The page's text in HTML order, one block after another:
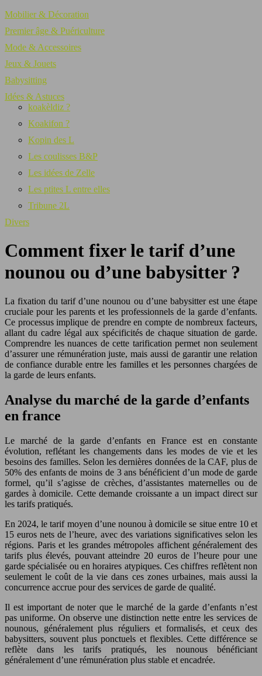
Mobilier & Décoration
Premier âge & Puériculture
Mode & Accessoires
Jeux & Jouets
Babysitting
Idées & Astuces
koakèldiz ?
Koakifon ?
Kopin des L
Les coulisses B&P
Les idées de Zelle
Les ptites L entre elles
Tribune 2L
Divers
Comment fixer le tarif d’une
nounou ou d’une babysitter ?
La fixation du tarif d’une nounou ou d’une babysitter est une étape
cruciale pour les parents et les professionnels de la garde d’enfants.
Ce processus implique de prendre en compte de nombreux facteurs,
allant du cadre légal aux spécificités de chaque situation de garde.
Comprendre les nuances de cette tarification permet non seulement
d’assurer une rémunération juste, mais aussi de garantir une relation
de confiance durable entre les familles et les personnes chargées de
la garde de leurs enfants.
Analyse du marché de la garde d’enfants
en france
Le marché de la garde d’enfants en France est en constante
évolution, reflétant les changements dans les modes de vie et les
besoins des familles. Selon les dernières données de la CAF, plus de
50% des enfants de moins de 3 ans bénéficient d’un mode de garde
formel, qu’il s’agisse de crèches, d’assistantes maternelles ou de
gardes à domicile. Cette demande croissante a un impact direct sur
les tarifs pratiqués.
En 2024, le tarif moyen d’une nounou à domicile se situe entre 10 et
15 euros nets de l’heure, avec des variations significatives selon les
régions. Paris et les grandes métropoles affichent généralement des
tarifs plus élevés, pouvant atteindre 20 euros de l’heure pour une
garde spécialisée ou en horaires atypiques. Ces chiffres reflètent non
seulement le coût de la vie dans ces zones urbaines, mais aussi la
concurrence accrue pour des services de garde de qualité.
Il est important de noter que le marché de la garde d’enfants n’est
pas uniforme. On observe une distinction nette entre les services de
nounous, généralement plus réguliers et formalisés, et ceux des
babysitters, souvent plus ponctuels et flexibles. Cette différence se
reflète dans les tarifs pratiqués, les nounous bénéficiant
généralement d’une rémunération plus stable et encadrée.